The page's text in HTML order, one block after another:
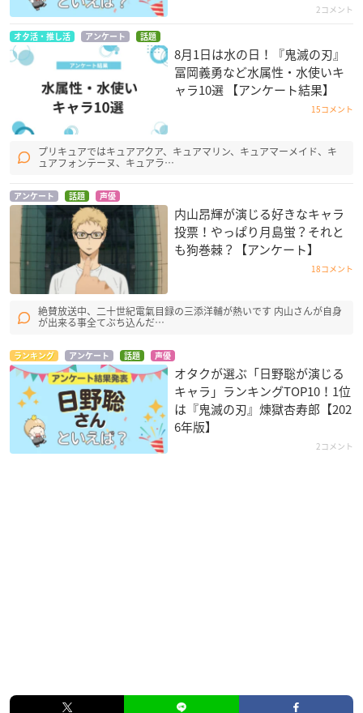
2コメント
オタ活・推し活 アンケート 話題
8月1日は水の日！『鬼滅の刃』
冨岡義勇など水属性・水使いキ
ャラ10選 【アンケート結果】
15コメント
プリキュアではキュアアクア、キュアマリン、キュアマーメイド、キ
ュアフォンテーヌ、キュアラ…
アンケート 話題 声優
内山昂輝が演じる好きなキャラ
投票！やっぱり月島蛍？それと
も狗巻棘？【アンケート】
18コメント
絶賛放送中、二十世紀電氣目録の三添洋輔が熱いです 内山さんが自身
が出来る事全てぶち込んだ…
ランキング アンケート 話題 声優
オタクが選ぶ「日野聡が演じる
キャラ」ランキングTOP10！1位
は『鬼滅の刃』煉󠄁獄杏寿郎【202
6年版】
2コメント